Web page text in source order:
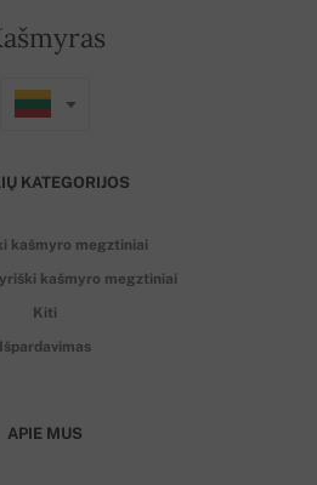
KATEGORIJOS
kašmyro megztiniai
kašmyro megztiniai
Kiti
Išpardavimas
APIE MUS